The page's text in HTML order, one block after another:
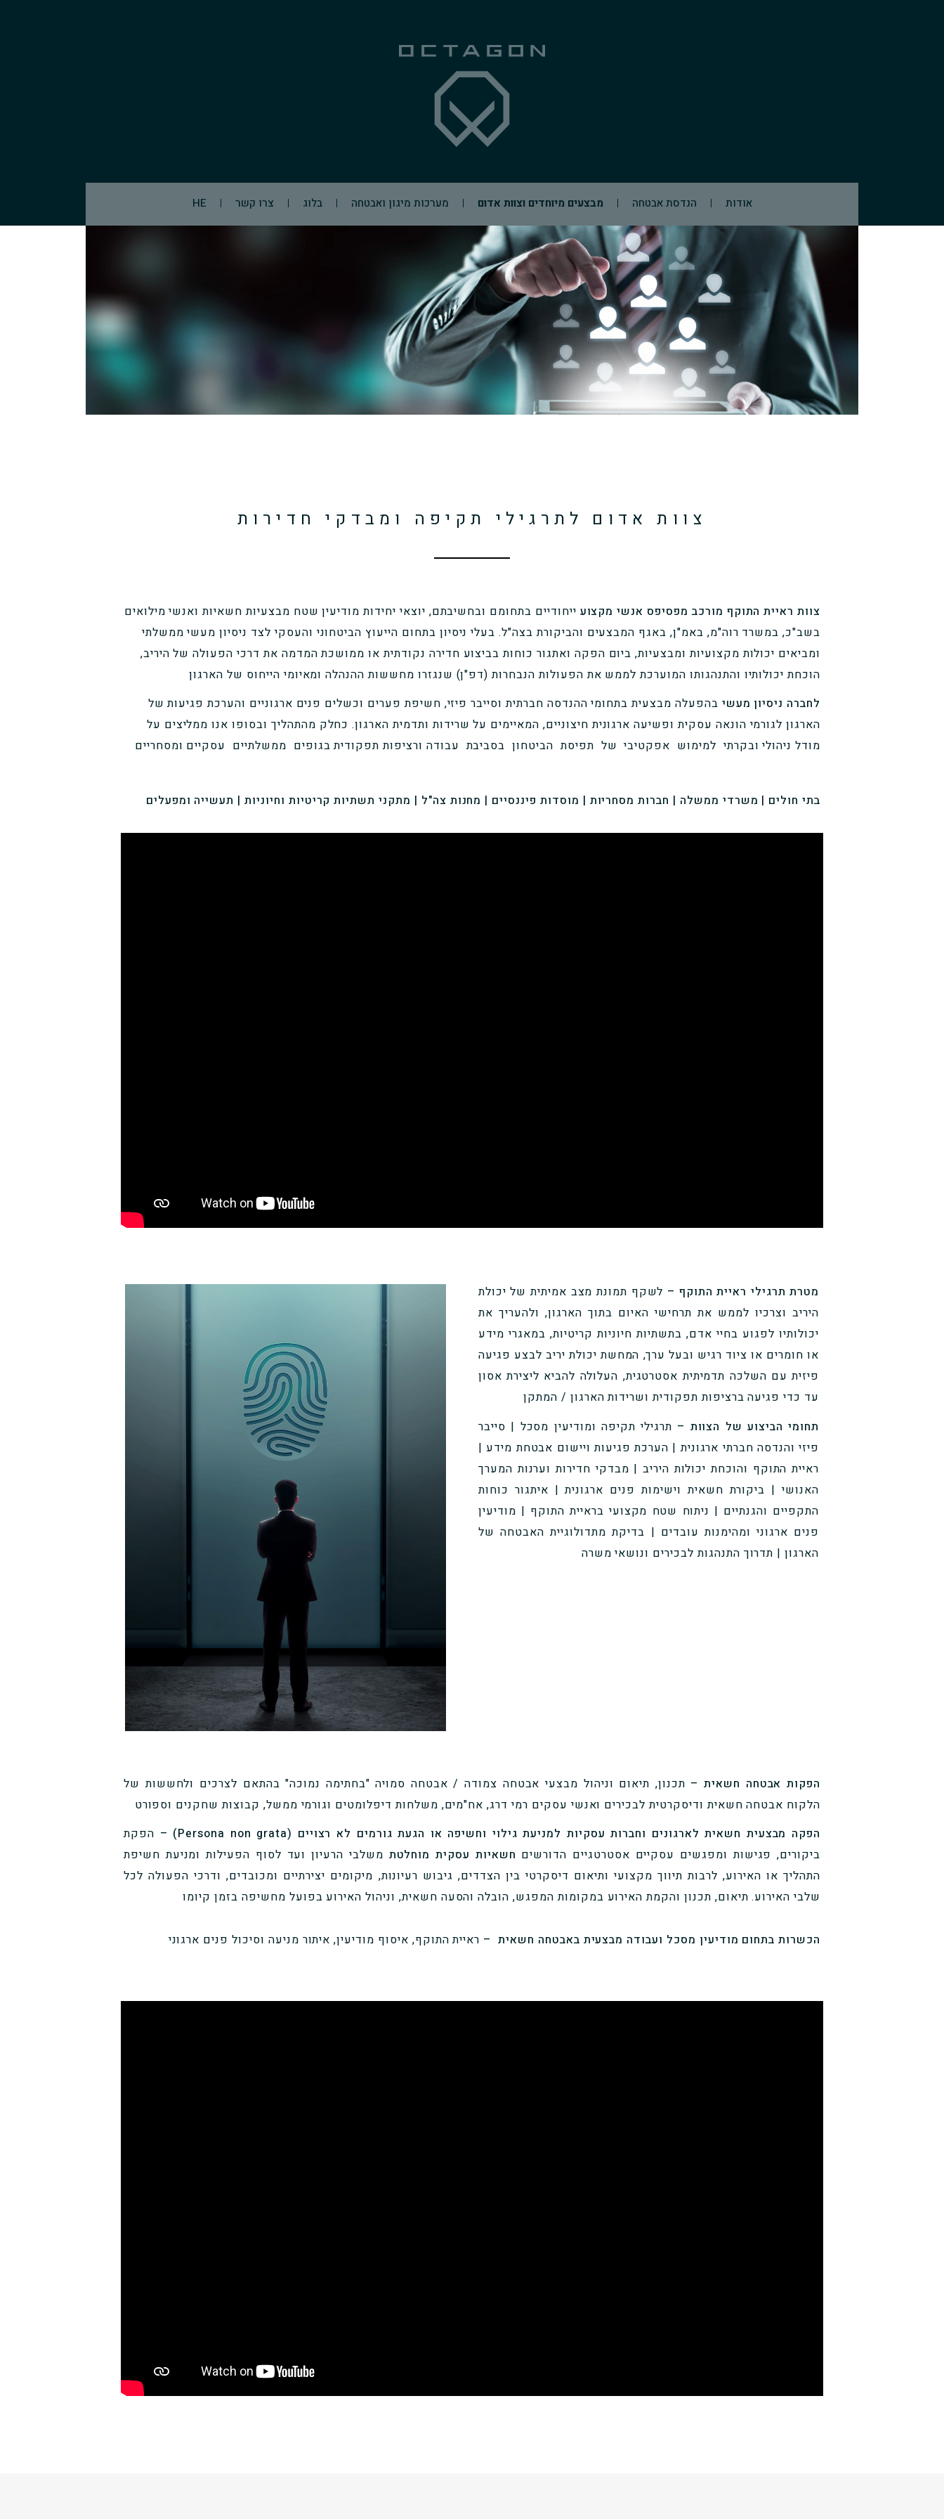
אודות הנדסת אבטחה מבצעים מיוחדים וצוות אדום מערכות מיגון ואבטחה בלוג צרו קשר HE
צוות אדום לתרגילי תקיפה ומבדקי חדירות
צוות ראיית התוקף מורכב מפסיפס אנשי מקצוע ייחודיים בתחומם ובחשיבתם, יוצאי יחידות מודיעין שטח מבצעיות חשאיות ואנשי מילואים
בשב"כ, במשרד רוה"מ, באמ"ן, באגף המבצעים והביקורת בצה"ל. בעלי ניסיון בתחום הייעוץ הביטחוני והעסקי לצד ניסיון מעשי ממשלתי
ומביאים יכולות מקצועיות ומבצעיות, ביום הפקה ואתגור כוחות בביצוע חדירה נקודתית או ממושכת המדמה את דרכי הפעולה של היריב,
הוכחת יכולותיו והתנהגותו המוערכת לממש את הפעולות הנבחרות (דפ"ן) שנגזרו מחששות ההנהלה ומאיומי הייחוס של הארגון
לחברה ניסיון מעשי בהפעלה מבצעית בתחומי ההנדסה חברתית וסייבר פיזי, חשיפת פערים וכשלים פנים ארגוניים והערכת פגיעות של
הארגון לגורמי הונאה עסקית ופשיעה ארגונית חיצוניים, המאיימים על שרידות ותדמית הארגון. כחלק מהתהליך ובסופו אנו ממליצים על
מודל ניהולי ובקרתי למימוש אפקטיבי של תפיסת הביטחון בסביבת עבודה ורציפות תפקודית בגופים ממשלתיים עסקיים ומסחריים
בתי חולים | משרדי ממשלה | חברות מסחריות | מוסדות פיננסיים | מחנות צה"ל | מתקני תשתיות קריטיות וחיוניות | תעשייה ומפעלים
מטרת תרגילי ראיית התוקף – לשקף תמונת מצב אמיתית של יכולת
היריב וצרכיו לממש את תרחישי האיום בתוך הארגון, ולהעריך את
יכולותיו לפגוע בחיי אדם, בתשתיות חיוניות קריטיות, במאגרי מידע
או חומרים או ציוד רגיש ובעל ערך, המחשת יכולת יריב לבצע פגיעה
פיזית עם השלכה תדמיתית אסטרטגית, העלולה להביא ליצירת אסון
עד כדי פגיעה ברציפות תפקודית ושרידות הארגון / המתקן
תחומי הביצוע של הצוות – תרגילי תקיפה ומודיעין מסכל | סייבר
פיזי והנדסה חברתי ארגונית | הערכת פגיעות ויישום אבטחת מידע |
ראיית התוקף והוכחת יכולות היריב | מבדקי חדירות וערנות המערך
האנושי | ביקורת חשאית וישימות פנים ארגונית | איתגור כוחות
התקפיים והגנתיים | ניתוח שטח מקצועי בראיית התוקף | מודיעין
פנים ארגוני ומהימנות עובדים | בדיקת מתדולוגיית האבטחה של
הארגון | תדרוך התנהגות לבכירים ונושאי משרה
הפקות אבטחה חשאית – תכנון, תיאום וניהול מבצעי אבטחה צמודה / אבטחה סמויה "בחתימה נמוכה" בהתאם לצרכים ולחששות של
הלקוח אבטחה חשאית ודיסקרטית לבכירים ואנשי עסקים רמי דרג, אח"מים, משלחות דיפלומטים וגורמי ממשל, קבוצות שחקנים וספורט
הפקה מבצעית חשאית לארגונים וחברות עסקיות למניעת גילוי וחשיפה או הגעת גורמים לא רצויים (Persona non grata) –
הפקת
ביקורים, פגישות ומפגשים עסקיים אסטרטגיים הדורשים חשאיות עסקית מוחלטת משלבי הרעיון ועד לסוף הפעילות ומניעת חשיפת
התהליך או האירוע, לרבות תיווך מקצועי ותיאום דיסקרטי בין הצדדים, גיבוש רעיונות, מיקומים יצירתיים ומכובדים, ודרכי הפעולה לכל
שלבי האירוע. תיאום, תכנון והקמת האירוע במקומות המפגש, הובלה והסעה חשאית, וניהול האירוע בפועל מחשיפה בזמן קיומו
הכשרות בתחום מודיעין מסכל ועבודה מבצעית באבטחה חשאית – ראיית התוקף, איסוף מודיעין, איתור מניעה וסיכול פנים ארגוני